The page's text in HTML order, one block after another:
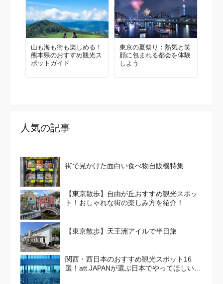
山も海も街も楽しめる！
熊本県のおすすめ観光ス
ポットガイド
東京の夏祭り：熱気と笑
顔に包まれる都会を体験
しよう
人気の記事
街で見かけた面白い食べ物自販機特集
【東京散歩】自由が丘おすすめ観光スポッ
ト！おしゃれな街の楽しみ方を紹介！
【東京散歩】天王洲アイルで半日旅
関西・西日本のおすすめ観光スポット16
選！att.JAPANが選ぶ日本でやってほしいこ